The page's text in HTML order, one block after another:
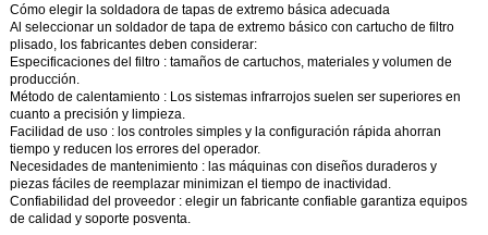
Cómo elegir la soldadora de tapas de extremo básica adecuada
Al seleccionar un soldador de tapa de extremo básico con cartucho de filtro
plisado, los fabricantes deben considerar:
Especificaciones del filtro: tamaños de cartuchos, materiales y volumen de
producción.
Método de calentamiento: Los sistemas infrarrojos suelen ser superiores en
cuanto a precisión y limpieza.
Facilidad de uso: los controles simples y la configuración rápida ahorran
tiempo y reducen los errores del operador.
Necesidades de mantenimiento: las máquinas con diseños duraderos y
piezas fáciles de reemplazar minimizan el tiempo de inactividad.
Confiabilidad del proveedor: elegir un fabricante confiable garantiza equipos
de calidad y soporte posventa.